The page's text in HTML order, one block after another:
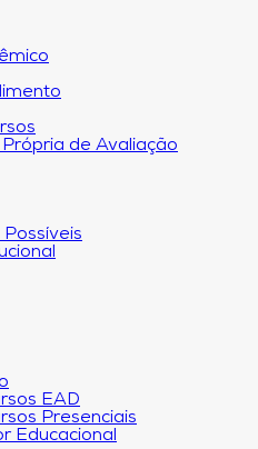
de Avaliação
EAD
Presenciais
Educacional